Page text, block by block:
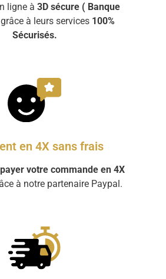
ligne à 3D sécure ( Banque
grâce à leurs services 100%
Sécurisés.
en 4X sans frais
payer votre commande en 4X
à notre partenaire Paypal.